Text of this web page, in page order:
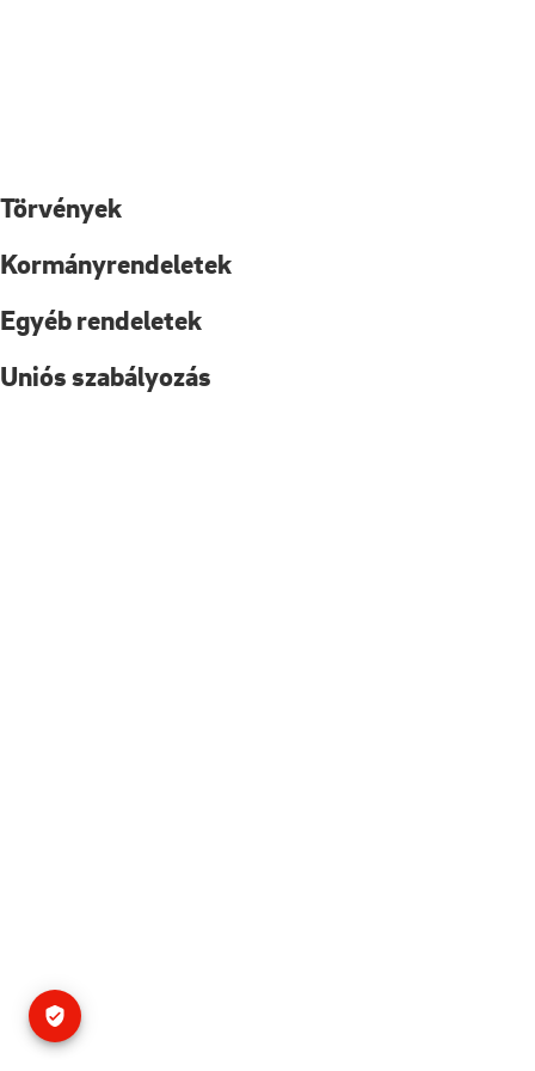
Törvények
Kormányrendeletek
Egyéb rendeletek
Uniós szabályozás